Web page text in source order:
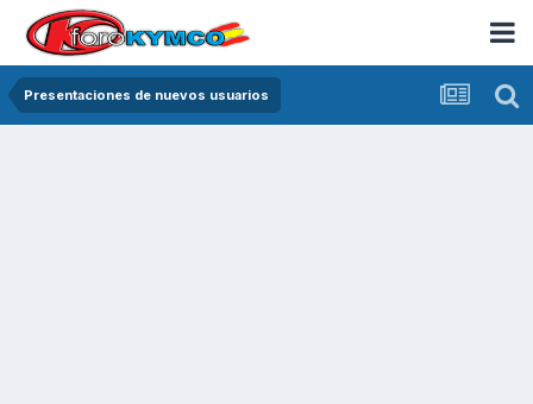
Presentaciones de nuevos usuarios